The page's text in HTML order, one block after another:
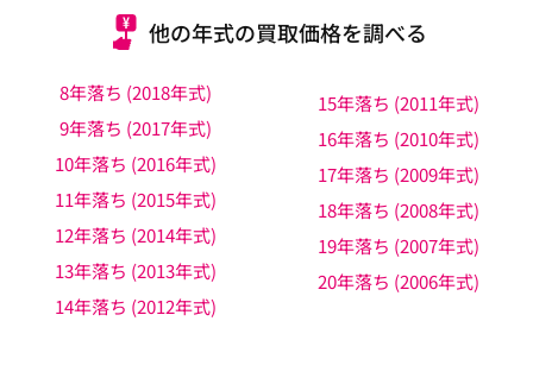
他の年式の買取価格を調べる
8年落ち (2018年式)
9年落ち (2017年式)
10年落ち (2016年式)
11年落ち (2015年式)
12年落ち (2014年式)
13年落ち (2013年式)
14年落ち (2012年式)
15年落ち (2011年式)
16年落ち (2010年式)
17年落ち (2009年式)
18年落ち (2008年式)
19年落ち (2007年式)
20年落ち (2006年式)